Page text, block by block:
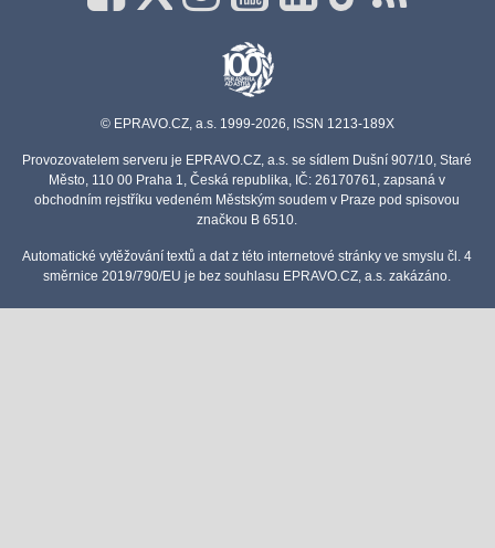
© EPRAVO.CZ, a.s. 1999-2026, ISSN 1213-189X
Provozovatelem serveru je EPRAVO.CZ, a.s. se sídlem Dušní 907/10, Staré
Město, 110 00 Praha 1, Česká republika, IČ: 26170761, zapsaná v
obchodním rejstříku vedeném Městským soudem v Praze pod spisovou
značkou B 6510.
Automatické vytěžování textů a dat z této internetové stránky ve smyslu čl. 4
směrnice 2019/790/EU je bez souhlasu EPRAVO.CZ, a.s. zakázáno.